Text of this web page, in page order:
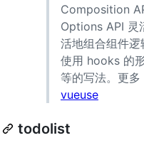
Composition
Options API 灵
活地组合组件
使用 hooks 的
等的写法。更
vueuse
todolist